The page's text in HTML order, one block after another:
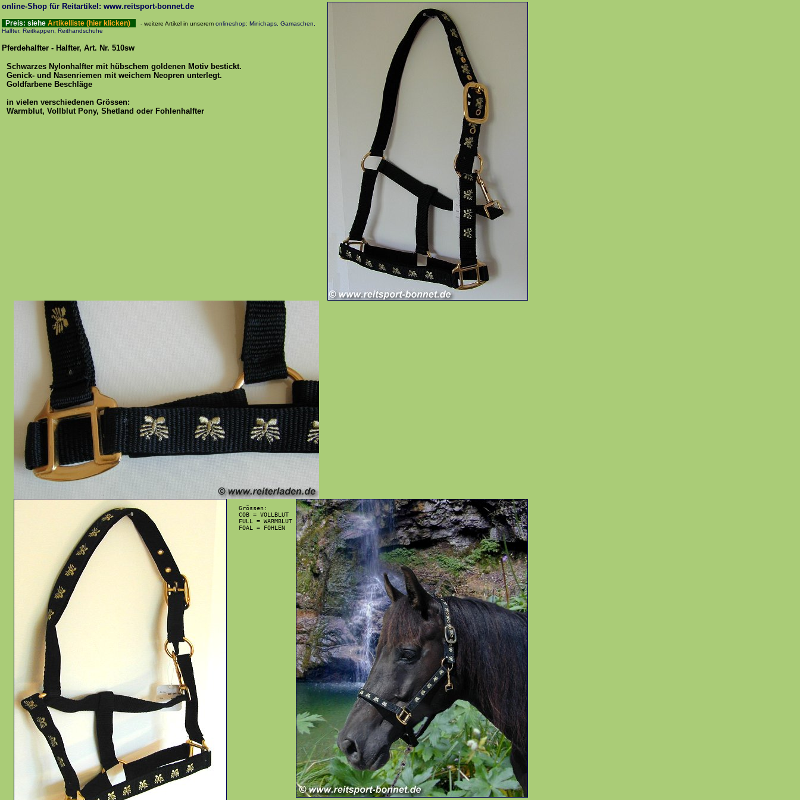
online-Shop für Reitartikel: www.reitsport-bonnet.de
Preis: siehe Artikelliste (hier klicken) - weitere Artikel in unserem onlineshop: Minichaps, Gamaschen,
Halfter, Reitkappen, Reithandschuhe
Pferdehalfter - Halfter, Art. Nr. 510sw
Schwarzes Nylonhalfter mit hübschem goldenen Motiv bestickt.
Genick- und Nasenriemen mit weichem Neopren unterlegt.
Goldfarbene Beschläge
in vielen verschiedenen Grössen:
Warmblut, Vollblut Pony, Shetland oder Fohlenhalfter
Grössen:
COB = VOLLBLUT
FULL = WARMBLUT